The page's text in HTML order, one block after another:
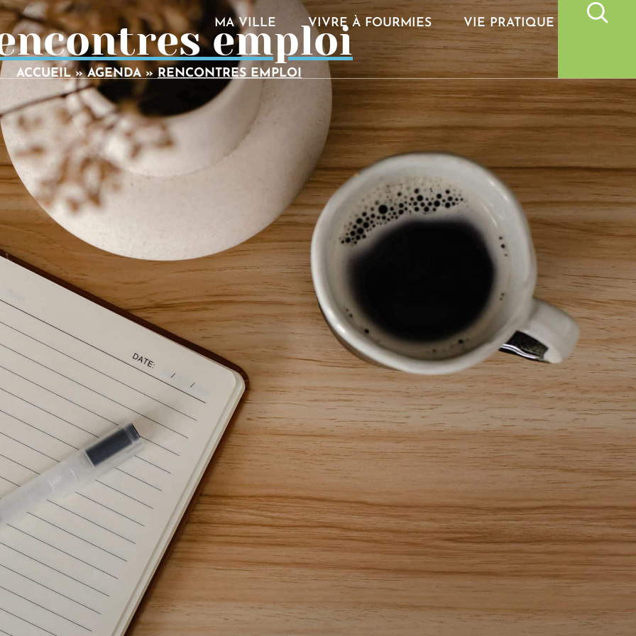
MA VILLE VIVRE À FOURMIES VIE PRATIQUE
emploi
ACCUEIL»AGENDA»RENCONTRES EMPLOI